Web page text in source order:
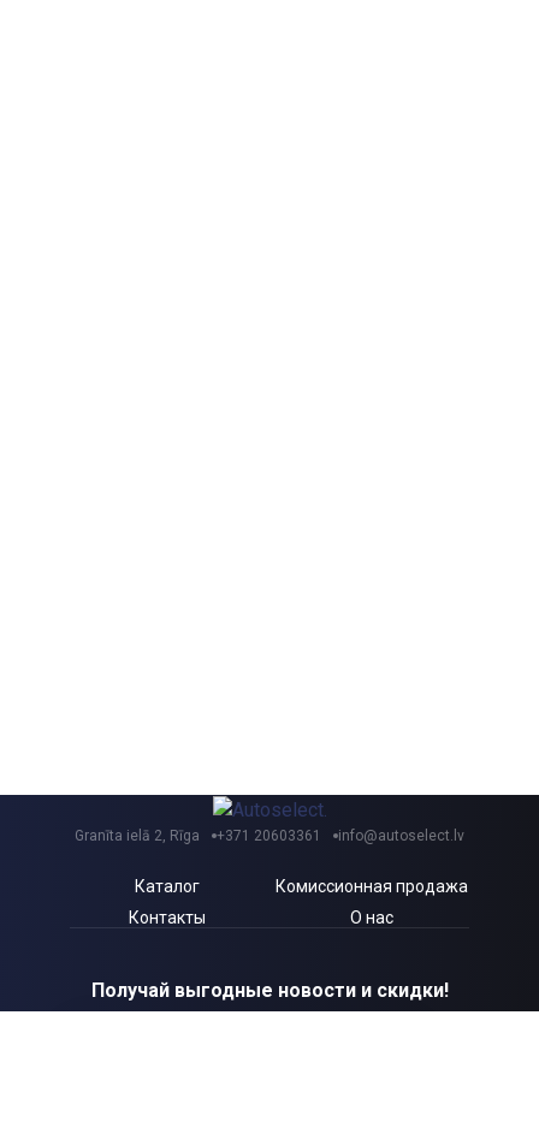
Granīta ielā 2, Rīga +371 20603361 info@autoselect.lv
Каталог
Комиссионная продажа
Контакты
О нас
Получай выгодные новости и скидки!